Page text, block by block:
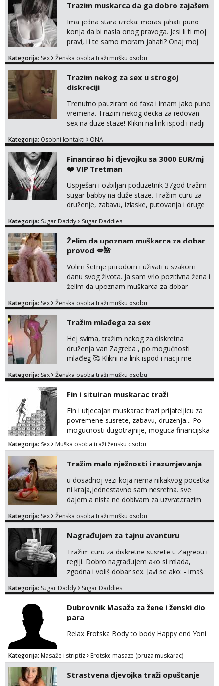
Trazim muskarca da ga dobro zajašem
Ima jedna stara izreka: moras jahati puno
konja da bi nasla onog pravoga. Jesi li ti moj
pravi, ili te samo moram jahati? Onaj moj
na sexdater link i javi mi se tamo....
Kategorija: Sex Ženska osoba traži mušku osobu
Trazim nekog za sex u strogoj
diskreciji
Trenutno pauziram od faxa i imam jako puno
vremena. Trazim nekog decka za redovan
sex na duze staze! Klikni na link ispod i nadji
Kategorija: Osobni kontakti ONA
Financirao bi djevojku sa 3000 EUR/mj
❤️ VIP Tretman
Uspješan i ozbiljan poduzetnik 37god tražim
sugar babby na duže staze. Tražim curu za
druženje, zabavu, izlaske, putovanja i druge
otvorena, komunikativna, zgodna i atraktivna
markodalic37@gmail.com
Kategorija: Sugar Daddy Sugar Daddies
Želim da upoznam muškarca za dobar
provod 💋🌺
Volim šetnje prirodom i uživati u svakom
danu svog života. Ja sam vrlo pozitivna žena i
želim da upoznam muškarca za dobar
na link ispod i nadji me tamo, cekam te!
Kategorija: Sex Ženska osoba traži mušku osobu
Tražim mlađega za sex
Hej svima, tražim nekog za diskretna
druženja van Zagreba , po mogućnosti
mlađeg 🥰 Klikni na link ispod i nadji me
Kategorija: Sex Ženska osoba traži mušku osobu
Fin i situiran muskarac traži
Fin i utjecajan muskarac trazi prijateljicu za
povremene susrete, zabavu, druzenja... Po
mogucnosti dugotrajnije, moguca financijska
potpora!
Kategorija: Sex Muška osoba traži žensku osobu
Tražim malo nježnosti i razumjevanja
u dosadnoj vezi koja nema nikakvog pocetka
ni kraja,jednostavno sam nesretna. sve
dajem a nista ne dobivam za uzvrat.trazim
trazim puno samo malo njeznosti i
poljupce po tijelu koji me jako
pale,obozavam kad muskarac preuzme
kontrolu . javi se :) Klikni na link ispod i nadji
me tamo, cekam te!
Kategorija: Sex Ženska osoba traži mušku osobu
Nagrađujem za tajnu avanturu
Tražim curu za diskretne susrete u Zagrebu i
regiji. Dobro nagrađujem ako si mlada,
zgodna i voliš dobar sex. Javi se ako: - imaš
kosu - se dobro ljubiš - si fleksibilna s
dostupna radnim danom (vikendi i noći su za
obitelj) - vodiš brigu o zdravlju i koristiš
zaštitu Ne javljajte se: - debele - frajeri i
Kategorija: Sugar Daddy Sugar Daddies
Dubrovnik Masaža za žene i ženski dio
para
Relax Erotska Body to body Happy end Yoni
Kategorija: Masaže i striptiz Erotske masaze (pruza muskarac)
Strastvena djevojka traži opuštanje